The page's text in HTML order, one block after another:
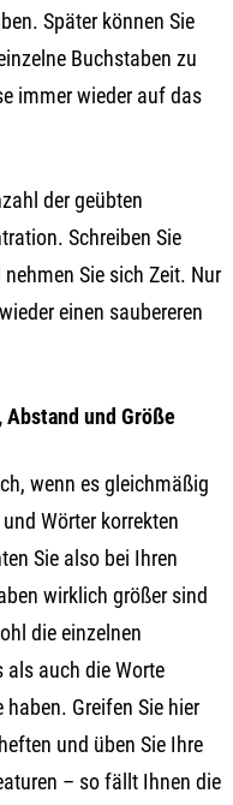
Später können Sie
Buchstaben zu
immer wieder auf das
der geübten
Schreiben Sie
Sie sich Zeit. Nur
einen saubereren
und Größe
wenn es gleichmäßig
Wörter korrekten
Sie also bei Ihren
wirklich größer sind
die einzelnen
als auch die Worte
Greifen Sie hier
und üben Sie Ihre
– so fällt Ihnen die